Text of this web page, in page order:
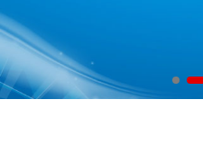
轻松了！
么